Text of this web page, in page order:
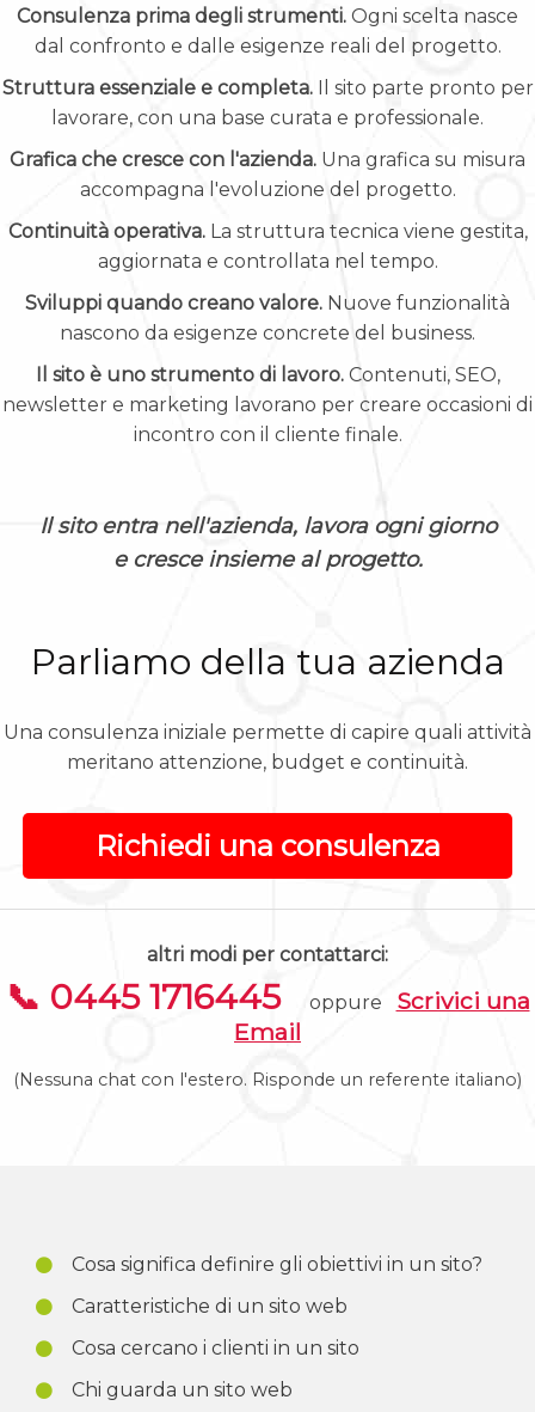
Consulenza prima degli strumenti. Ogni scelta nasce
dal confronto e dalle esigenze reali del progetto.
Struttura essenziale e completa.Il sito parte pronto per
lavorare, con una base curata e professionale.
Grafica che cresce con l'azienda. Una grafica su misura
accompagna l'evoluzione del progetto.
Continuità operativa.La struttura tecnica viene gestita,
aggiornata e controllata nel tempo.
Sviluppi quando creano valore. Nuove funzionalità
nascono da esigenze concrete del business.
Il sito è uno strumento di lavoro.Contenuti, SEO,
newsletter e marketing lavorano per creare occasioni di
incontro con il cliente finale.
Il sito entra nell'azienda, lavora ogni giorno
e cresce insieme al progetto.
Parliamo della tua azienda
Una consulenza iniziale permette di capire quali attività
meritano attenzione, budget e continuità.
Richiedi una consulenza
altri modi per contattarci:
📞 0445 1716445 oppure Scrivici una
Email
(Nessuna chat con l'estero. Risponde un referente italiano)
Cosa significa definire gli obiettivi in un sito?
Caratteristiche di un sito web
Cosa cercano i clienti in un sito
Chi guarda un sito web